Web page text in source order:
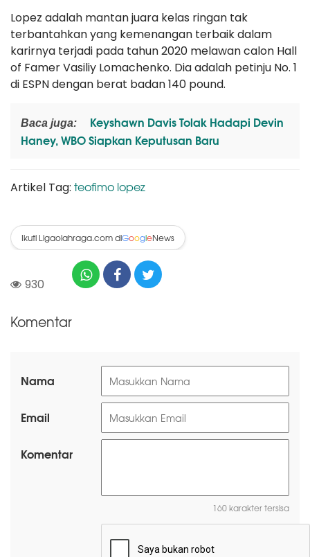
Lopez adalah mantan juara kelas ringan tak
terbantahkan yang kemenangan terbaik dalam
karirnya terjadi pada tahun 2020 melawan calon Hall
of Famer Vasiliy Lomachenko. Dia adalah petinju No. 1
di ESPN dengan berat badan 140 pound.
Baca juga:
Keyshawn Davis Tolak Hadapi Devin
Haney, WBO Siapkan Keputusan Baru
Artikel Tag: teofimo lopez
Ikuti Ligaolahraga.com diGoogleNews
930
Komentar
Nama
Email
Komentar
160 karakter tersisa